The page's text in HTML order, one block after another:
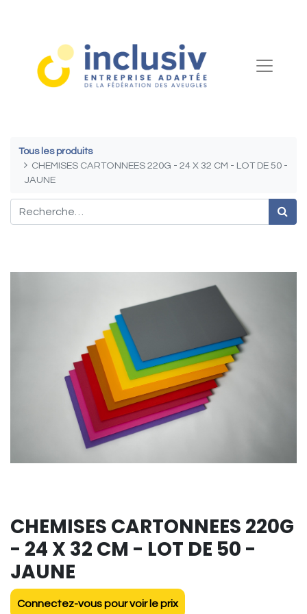
Tous les produits
CHEMISES CARTONNEES 220G - 24 X 32 CM - LOT DE 50 -
JAUNE
CHEMISES CARTONNEES 220G
- 24 X 32 CM - LOT DE 50 -
JAUNE
Connectez-vous pour voir le prix